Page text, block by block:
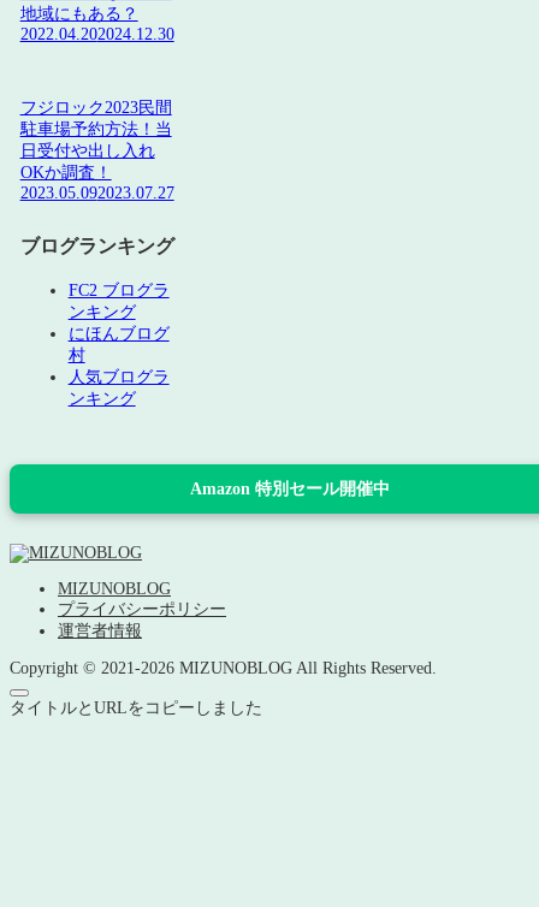
地域にもある？
2022.04.202024.12.30
フジロック2023民間
駐車場予約方法！当
日受付や出し入れ
OKか調査！
2023.05.092023.07.27
ブログランキング
FC2 ブログラ
ンキング
にほんブログ
村
人気ブログラ
ンキング
Amazon 特別セール開催中
MIZUNOBLOG
プライバシーポリシー
運営者情報
Copyright © 2021-2026 MIZUNOBLOG All Rights Reserved.
タイトルとURLをコピーしました